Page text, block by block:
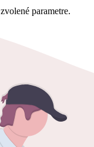
parametre.